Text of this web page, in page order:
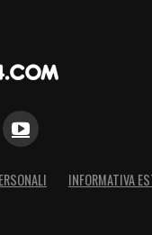
studente del
abbiano
felici
INFORMATIVA